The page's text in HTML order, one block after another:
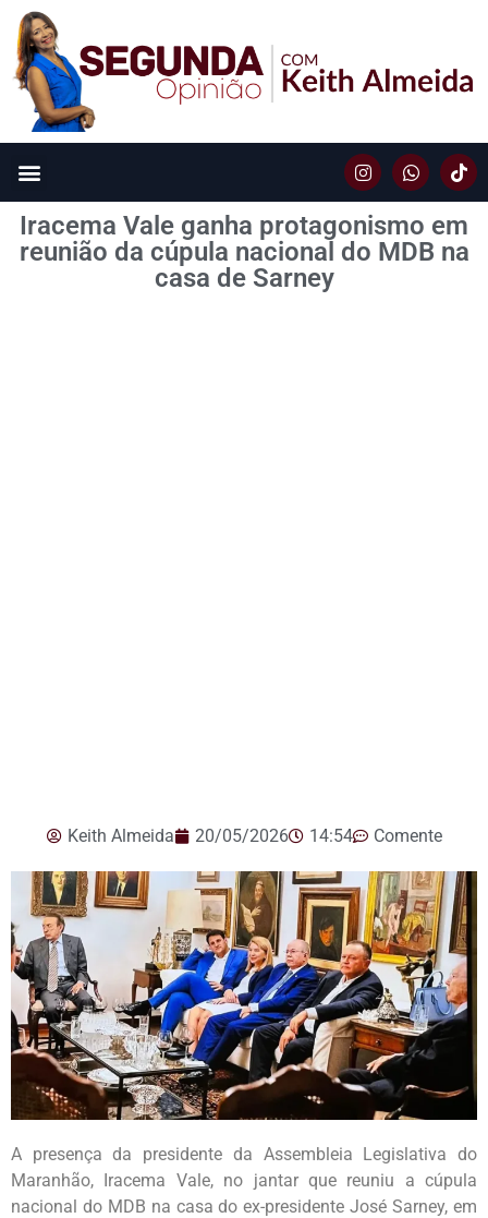
Iracema Vale ganha protagonismo em
reunião da cúpula nacional do MDB na
casa de Sarney
Keith Almeida 20/05/2026 14:54 Comente
A presença da presidente da Assembleia Legislativa do
Maranhão, Iracema Vale, no jantar que reuniu a cúpula
nacional do MDB na casa do ex-presidente José Sarney, em